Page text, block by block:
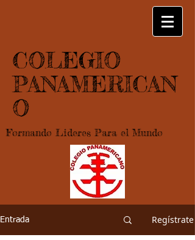
COLEGIO
PANAMERICAN
O
Formando Lideres Para el Mundo
Entrada Regístrate